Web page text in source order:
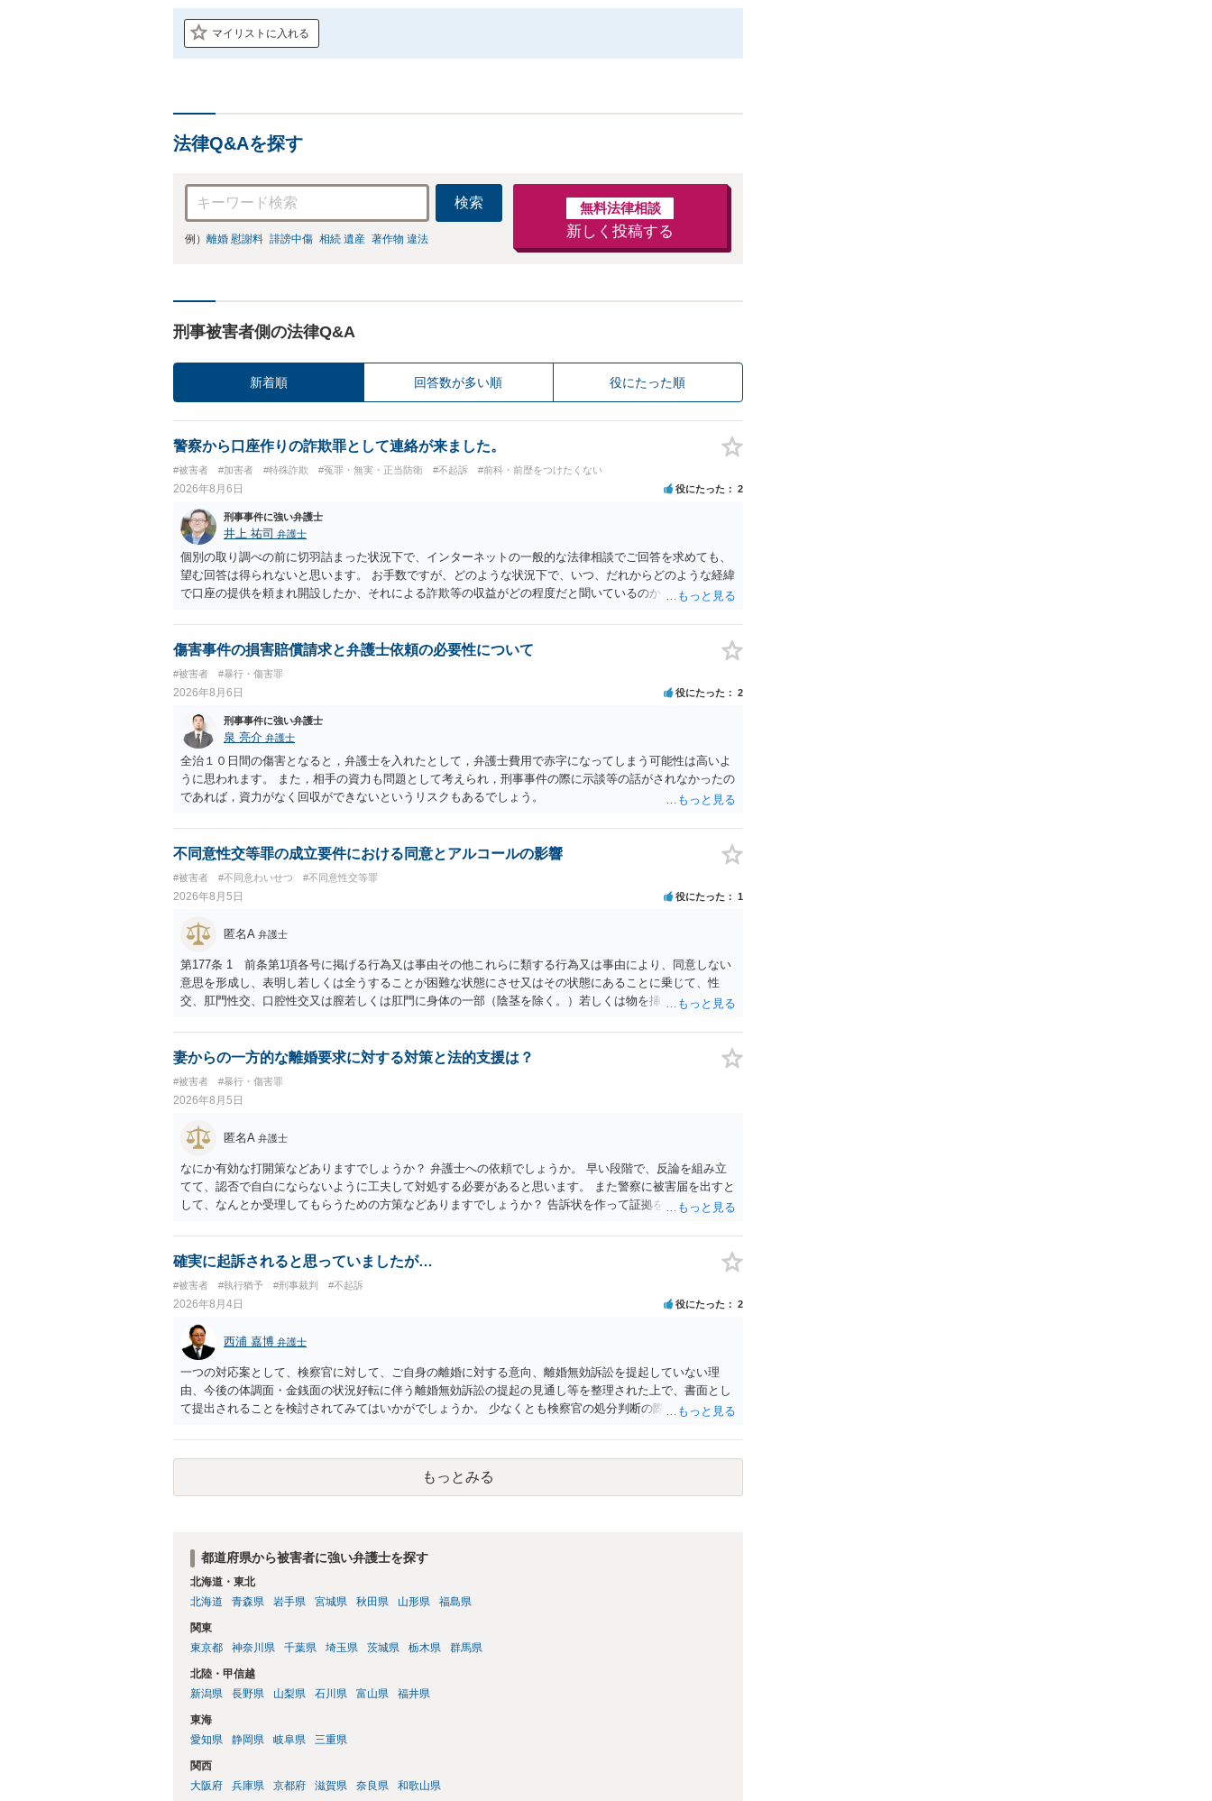
マイリストに入れる
法律Q&Aを探す
検索
例） 離婚 慰謝料 誹謗中傷 相続 遺産 著作物 違法
無料法律相談
新しく投稿する
刑事被害者側の法律Q&A
新着順 回答数が多い順 役にたった順
警察から口座作りの詐欺罪として連絡が来ました。
#被害者 #加害者 #特殊詐欺 #冤罪・無実・正当防衛 #不起訴 #前科・前歴をつけたくない
2026年8月6日 役にたった 2
刑事事件に強い弁護士
井上 祐司 弁護士
個別の取り調べの前に切羽詰まった状況下で、インターネットの一般的な法律相談でご回答を求めても、
望む回答は得られないと思います。 お手数ですが、どのような状況下で、いつ、だれからどのような経緯
で口座の提供を頼まれ開設したか、それによる詐欺等の収益がどの程度だと聞いているのかということに
でいえば、任意取り調べの場合、ＩＣレコーダーを持参して取り調べ内容を録音することは必須だと考え
ます。
傷害事件の損害賠償請求と弁護士依頼の必要性について
#被害者 #暴行・傷害罪
2026年8月6日 役にたった 2
刑事事件に強い弁護士
泉 亮介 弁護士
全治１０日間の傷害となると，弁護士を入れたとして，弁護士費用で赤字になってしまう可能性は高いよ
うに思われます。 また，相手の資力も問題として考えられ，刑事事件の際に示談等の話がされなかったの
であれば，資力がなく回収ができないというリスクもあるでしょう。
不同意性交等罪の成立要件における同意とアルコールの影響
#被害者 #不同意わいせつ #不同意性交等罪
2026年8月5日 役にたった 1
匿名A 弁護士
第177条 1 前条第1項各号に掲げる行為又は事由その他これらに類する行為又は事由により、同意しない
意思を形成し、表明し若しくは全うすることが困難な状態にさせ又はその状態にあることに乗じて、性
交、肛門性交、口腔性交又は膣若しくは肛門に身体の一部（陰茎を除く。）若しくは物を挿入する行為で
係の有無にかかわらず、5年以上の有期拘禁刑に処する。 第176条 1次に掲げる行為又は事由その他これら
に類する行為又は事由により、同意しない意思を形成し、表明し若しくは全うすることが困難な状態にさ
上10年以下の拘禁刑に処する。 ③アルコール若しくは薬物を摂取させること又はそれらの影響があるこ
と。 以上の通りですから、アルコール摂取だけでなく、「同意しない意思を形成し、表明し若しくは全う
することが困難な状態」であることが必要です。
妻からの一方的な離婚要求に対する対策と法的支援は？
#被害者 #暴行・傷害罪
2026年8月5日
匿名A 弁護士
なにか有効な打開策などありますでしょうか？ 弁護士への依頼でしょうか。 早い段階で、反論を組み立
てて、認否で自白にならないように工夫して対処する必要があると思います。 また警察に被害届を出すと
して、なんとか受理してもらうための方策などありますでしょうか？ 告訴状を作って証拠をそろえて出す
確実に起訴されると思っていましたが…
#被害者 #執行猶予 #刑事裁判 #不起訴
2026年8月4日 役にたった 2
西浦 嘉博 弁護士
一つの対応案として、検察官に対して、ご自身の離婚に対する意向、離婚無効訴訟を提起していない理
由、今後の体調面・金銭面の状況好転に伴う離婚無効訴訟の提起の見通し等を整理された上で、書面とし
て提出されることを検討されてみてはいかがでしょうか。 少なくとも検察官の処分判断の際、相談者さん
合、最寄りの法律事務所での相談を検討ください
もっとみる
都道府県から被害者に強い弁護士を探す
北海道・東北
北海道
青森県 岩手県 宮城県 秋田県 山形県 福島県
関東
東京都
神奈川県 千葉県 埼玉県 茨城県 栃木県 群馬県
北陸・甲信越
新潟県
長野県 山梨県 石川県 富山県 福井県
東海
愛知県
静岡県 岐阜県 三重県
関西
大阪府
兵庫県 京都府 滋賀県 奈良県 和歌山県